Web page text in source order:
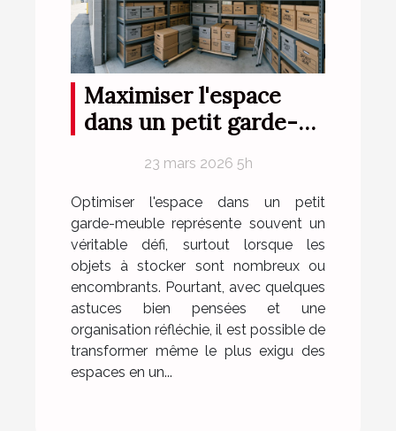
Maximiser l'espace
dans un petit garde-
23 mars 2026 5h
Optimiser l'espace dans un petit
garde-meuble représente souvent un
véritable défi, surtout lorsque les
objets à stocker sont nombreux ou
encombrants. Pourtant, avec quelques
astuces bien pensées et une
organisation réfléchie, il est possible de
transformer même le plus exigu des
espaces en un...